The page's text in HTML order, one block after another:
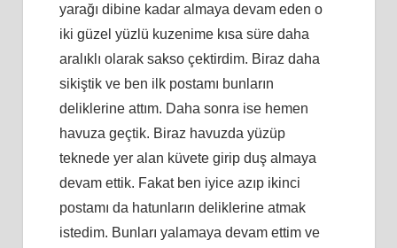
yarağı dibine kadar almaya devam eden o
iki güzel yüzlü kuzenime kısa süre daha
aralıklı olarak sakso çektirdim. Biraz daha
sikiştik ve ben ilk postamı bunların
deliklerine attım. Daha sonra ise hemen
havuza geçtik. Biraz havuzda yüzüp
teknede yer alan küvete girip duş almaya
devam ettik. Fakat ben iyice azıp ikinci
postamı da hatunların deliklerine atmak
istedim. Bunları yalamaya devam ettim ve